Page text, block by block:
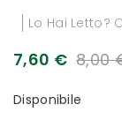
Lo Hai Letto?
7,60 € 8,00
Disponibile